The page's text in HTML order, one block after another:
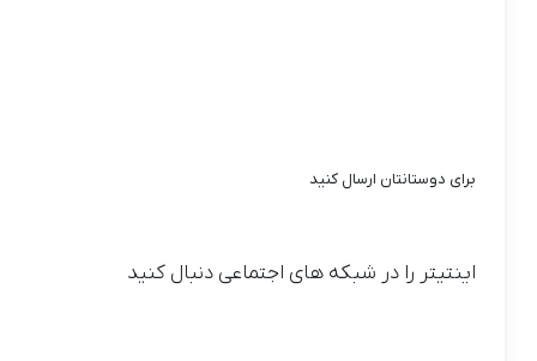
برای دوستانتان ارسال کنید
اینتیتر را در شبکه های اجتماعی دنبال کنید